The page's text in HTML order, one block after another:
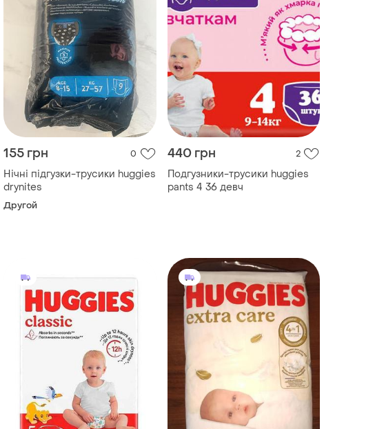
155 грн 0
Нічні підгузки-трусики huggies
drynites
Другой
440 грн 2
Подгузники-трусики huggies
pants 4 36 девч